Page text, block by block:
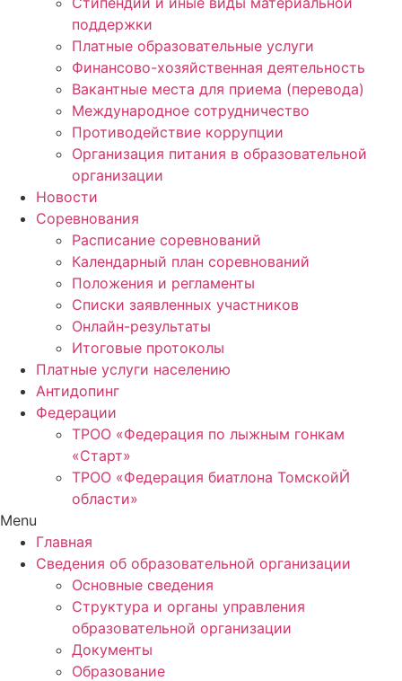
поддержки
Платные образовательные услуги
Финансово-хозяйственная деятельность
Вакантные места для приема (перевода)
Международное сотрудничество
Противодействие коррупции
Организация питания в образовательной
организации
Новости
Соревнования
Расписание соревнований
Календарный план соревнований
Положения и регламенты
Списки заявленных участников
Онлайн-результаты
Итоговые протоколы
Платные услуги населению
Антидопинг
Федерации
ТРОО «Федерация по лыжным гонкам
«Старт»
ТРОО «Федерация биатлона ТомскойЙ
области»
Menu
Главная
Сведения об образовательной организации
Основные сведения
Структура и органы управления
образовательной организации
Документы
Образование